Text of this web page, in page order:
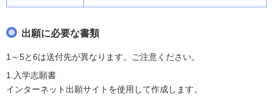
出願に必要な書類
1～5と6は送付先が異なります。ご注意ください。
1.入学志願書
インターネット出願サイトを使用して作成します。